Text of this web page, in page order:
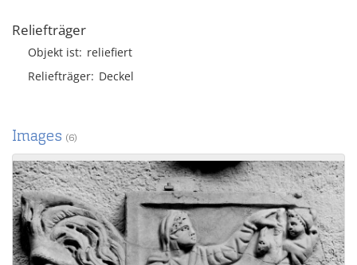
Reliefträger
Objekt ist reliefiert
Reliefträger Deckel
Images (6)